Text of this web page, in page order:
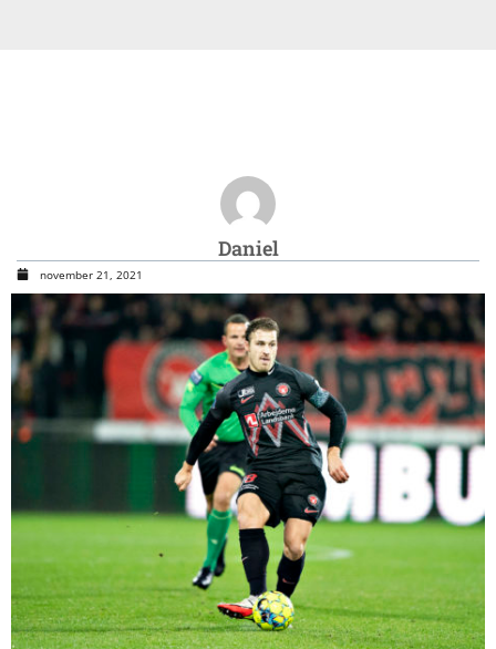
Daniel
november 21, 2021